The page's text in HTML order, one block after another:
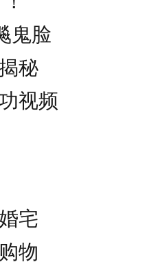
鬼脸
秘
视频
宅
物